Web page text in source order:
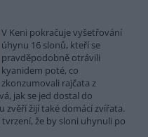
V Keni pokračuje vyšetřování
úhynu 16 slonů, kteří se
pravděpodobně otrávili
kyanidem poté, co
zkonzumovali rajčata z
jak se jed dostal do
zvěří žijí také domácí zvířata.
že by sloni uhynuli po